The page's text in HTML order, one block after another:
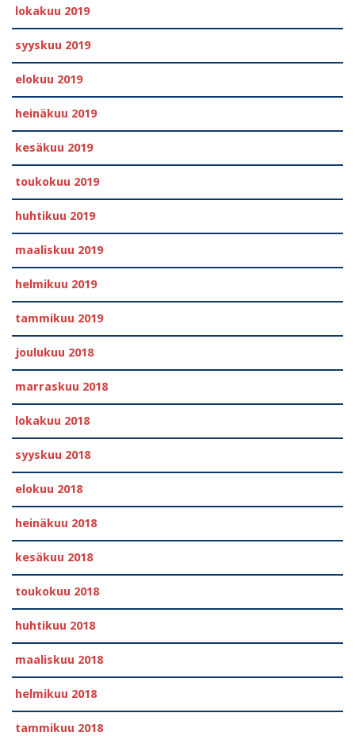
lokakuu 2019
syyskuu 2019
elokuu 2019
heinäkuu 2019
kesäkuu 2019
toukokuu 2019
huhtikuu 2019
maaliskuu 2019
helmikuu 2019
tammikuu 2019
joulukuu 2018
marraskuu 2018
lokakuu 2018
syyskuu 2018
elokuu 2018
heinäkuu 2018
kesäkuu 2018
toukokuu 2018
huhtikuu 2018
maaliskuu 2018
helmikuu 2018
tammikuu 2018